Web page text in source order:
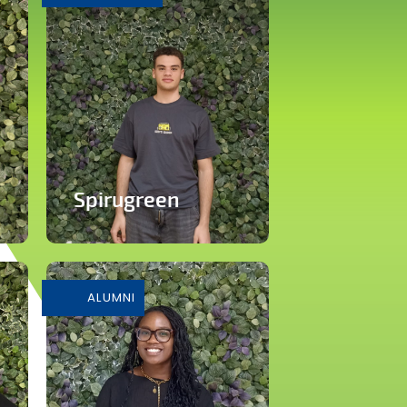
Spirugreen
En savoir plus
ALUMNI